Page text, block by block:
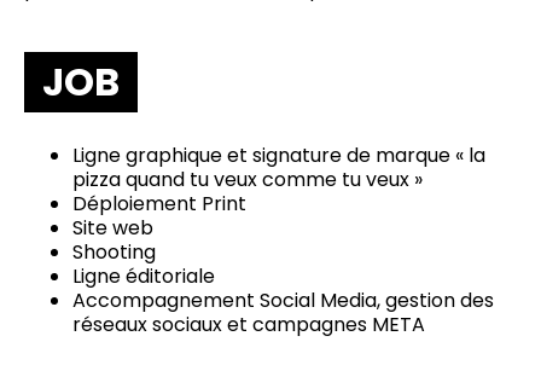
JOB
Ligne graphique et signature de marque « la
pizza quand tu veux comme tu veux »
Déploiement Print
Site web
Shooting
Ligne éditoriale
Accompagnement Social Media, gestion des
réseaux sociaux et campagnes META